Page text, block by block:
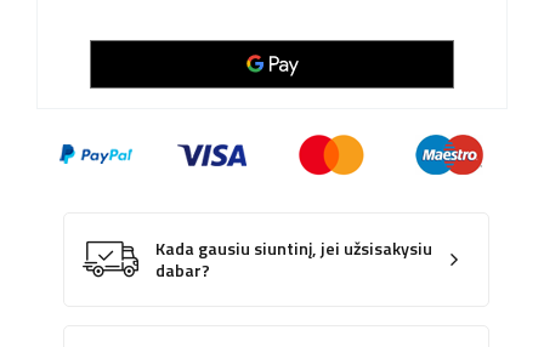
Kada gausiu siuntinį, jei užsisakysiu
dabar?